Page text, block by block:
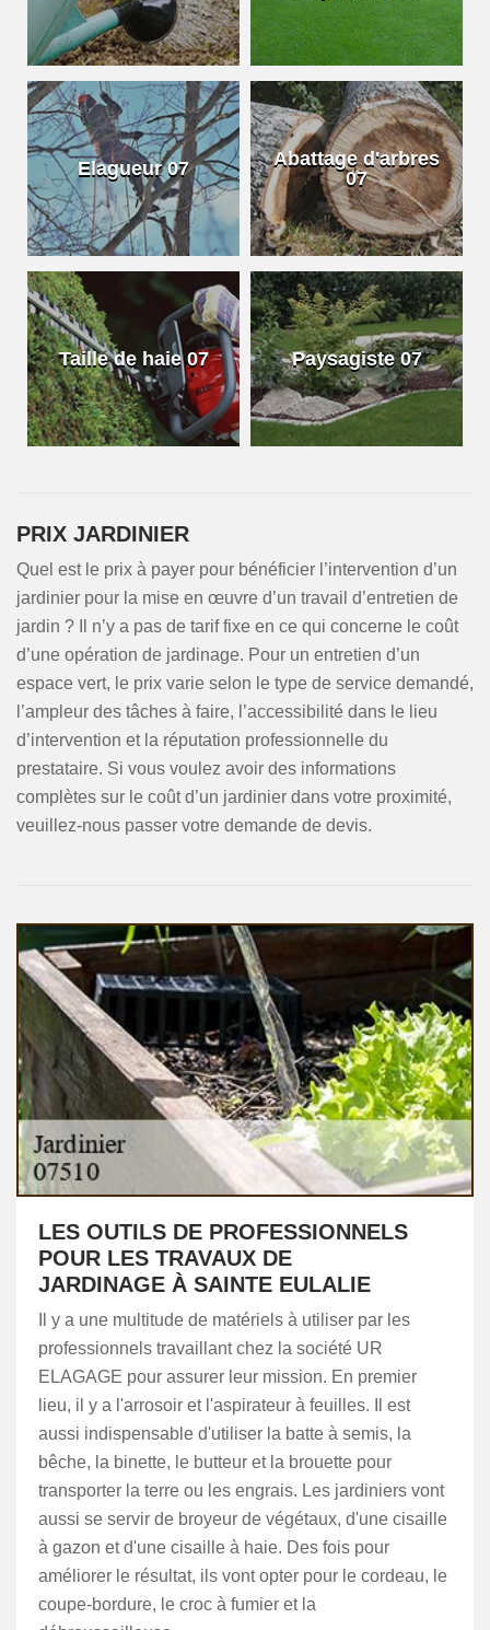
Elagueur 07
Abattage d'arbres
07
Taille de haie 07 Paysagiste 07
PRIX JARDINIER
Quel est le prix à payer pour bénéficier l’intervention d’un
jardinier pour la mise en œuvre d’un travail d’entretien de
jardin ? Il n’y a pas de tarif fixe en ce qui concerne le coût
d’une opération de jardinage. Pour un entretien d’un
espace vert, le prix varie selon le type de service demandé,
l’ampleur des tâches à faire, l’accessibilité dans le lieu
d’intervention et la réputation professionnelle du
prestataire. Si vous voulez avoir des informations
complètes sur le coût d’un jardinier dans votre proximité,
veuillez-nous passer votre demande de devis.
LES OUTILS DE PROFESSIONNELS
POUR LES TRAVAUX DE
JARDINAGE À SAINTE EULALIE
Il y a une multitude de matériels à utiliser par les
professionnels travaillant chez la société UR
ELAGAGE pour assurer leur mission. En premier
lieu, il y a l'arrosoir et l'aspirateur à feuilles. Il est
aussi indispensable d'utiliser la batte à semis, la
bêche, la binette, le butteur et la brouette pour
transporter la terre ou les engrais. Les jardiniers vont
aussi se servir de broyeur de végétaux, d'une cisaille
à gazon et d'une cisaille à haie. Des fois pour
améliorer le résultat, ils vont opter pour le cordeau, le
coupe-bordure, le croc à fumier et la